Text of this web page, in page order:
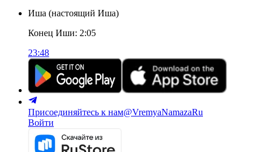
Иша (настоящий Иша)
Конец Иши: 2:05
23:48
Присоединяйтесь к нам@VremyaNamazaRu
Войти